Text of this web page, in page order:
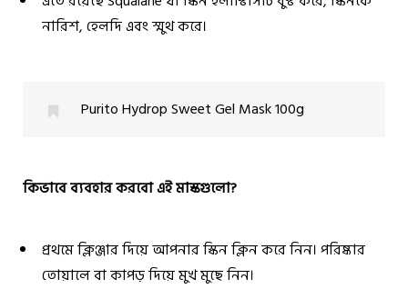
নারিশ, হেলদি এবং স্মুথ করে।
Purito Hydrop Sweet Gel Mask 100g
কিভাবে ব্যবহার করবো এই মাস্কগুলো?
প্রথমে ক্লিঞ্জার দিয়ে আপনার স্কিন ক্লিন করে নিন। পরিষ্কার
তোয়ালে বা কাপড় দিয়ে মুখ মুছে নিন।